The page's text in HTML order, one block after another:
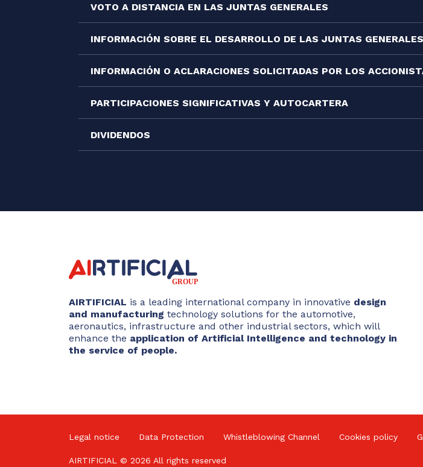
VOTO A DISTANCIA EN LAS JUNTAS GENERALES
INFORMACIÓN SOBRE EL DESARROLLO DE LAS JUNTAS GENERALES
INFORMACIÓN O ACLARACIONES SOLICITADAS POR LOS
PARTICIPACIONES SIGNIFICATIVAS Y AUTOCARTERA
DIVIDENDOS
AIRTIFICIAL is a leading international company in innovative design
and manufacturing technology solutions for the automotive,
aeronautics, infrastructure and other industrial sectors, which will
enhance the application of Artificial Intelligence and technology in
the service of people.
Legal notice Data Protection Whistleblowing Channel Cookies policy
AIRTIFICIAL © 2026 All rights reserved